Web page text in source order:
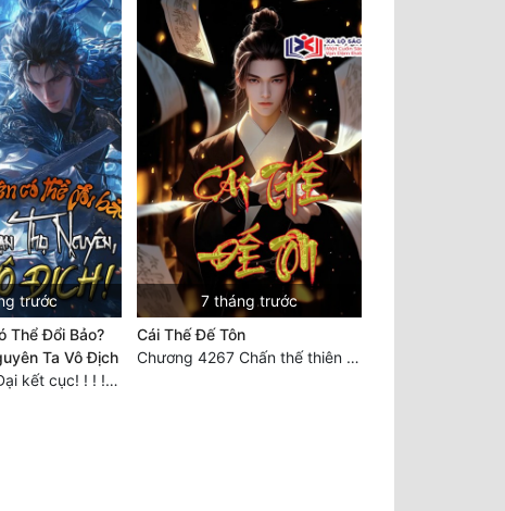
trước
Thể Đổi Bảo?
Ta Vô Địch
Chương 808: Đại kết cục! ! ! ! ! !
7 tháng trước
Cái Thế Đế Tôn
Chương 4267 Chấn thế thiên quan (đại kết cục)